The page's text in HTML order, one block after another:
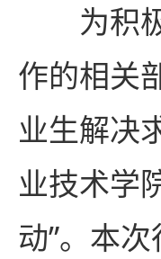
为积
作的相关
业生解决
业技术学
动”。本